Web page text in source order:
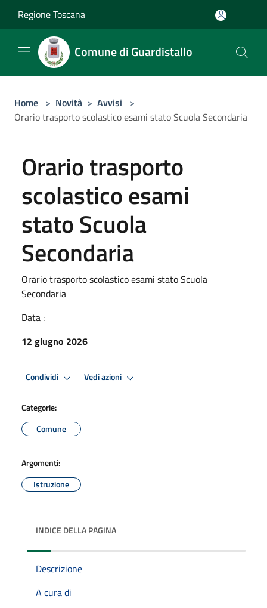
Regione Toscana
Comune di Guardistallo
Home > Novità > Avvisi >
Orario trasporto scolastico esami stato Scuola Secondaria
Orario trasporto
scolastico esami
stato Scuola
Secondaria
Orario trasporto scolastico esami stato Scuola
Secondaria
Data :
12 giugno 2026
Condividi Vedi azioni
Categorie:
Comune
Argomenti:
Istruzione
INDICE DELLA PAGINA
Descrizione
A cura di